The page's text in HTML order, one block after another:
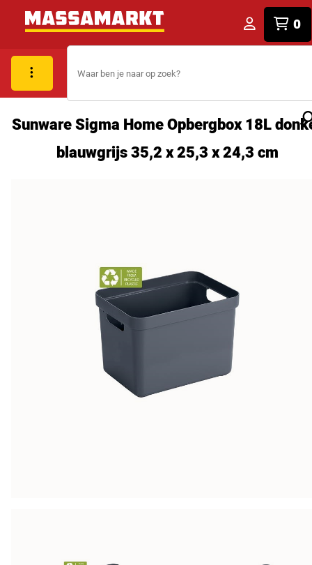
0
Sunware Sigma Home Opbergbox 18L
blauwgrijs 35,2 x 25,3 x 24,3 cm